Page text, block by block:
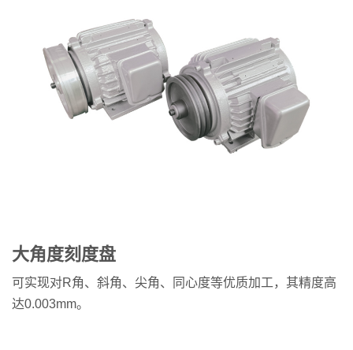
大角度刻度盘
可实现对R角、斜角、尖角、同心度等优质加工，其精度高
达0.003mm。